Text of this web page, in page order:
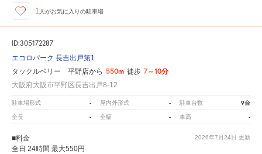
1 人がお気に入りの駐車場
ID:305172287
エコロパーク 長吉出戸第1
タックルベリー 平野店から 550m 徒歩 7～10分
大阪府大阪市平野区長吉出戸8-12
駐車場形式 - 屋内外形式 - 駐車台数 9台
全長 - 全幅 - 車高 -
2026年7月24日 更新
■料金
全日 24時間 最大550円